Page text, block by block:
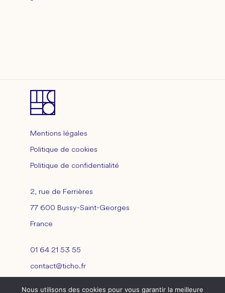
Mentions légales
Politique de cookies
Politique de confidentialité
2, rue de Ferrières
77 600 Bussy-Saint-Georges
France
01 64 21 53 55
contact@ticho.fr
Nous utilisons des cookies pour vous garantir la meilleure